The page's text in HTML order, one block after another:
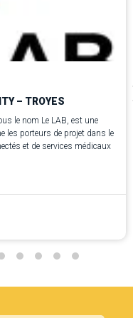
– TROYES
le nom Le LAB, est une
les porteurs de projet dans le
et de services médicaux